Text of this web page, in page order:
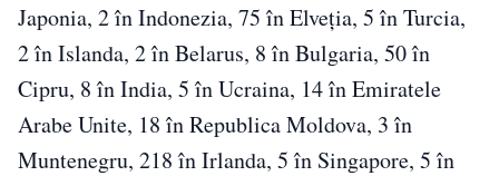
Japonia, 2 în Indonezia, 75 în Elveția, 5 în Turcia,
2 în Islanda, 2 în Belarus, 8 în Bulgaria, 50 în
Cipru, 8 în India, 5 în Ucraina, 14 în Emiratele
Arabe Unite, 18 în Republica Moldova, 3 în
Muntenegru, 218 în Irlanda, 5 în Singapore, 5 în